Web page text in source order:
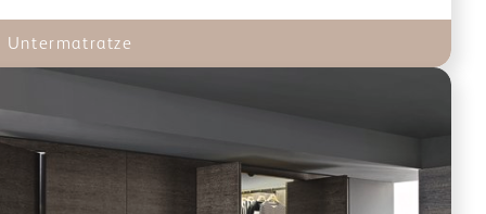
Untermatratze